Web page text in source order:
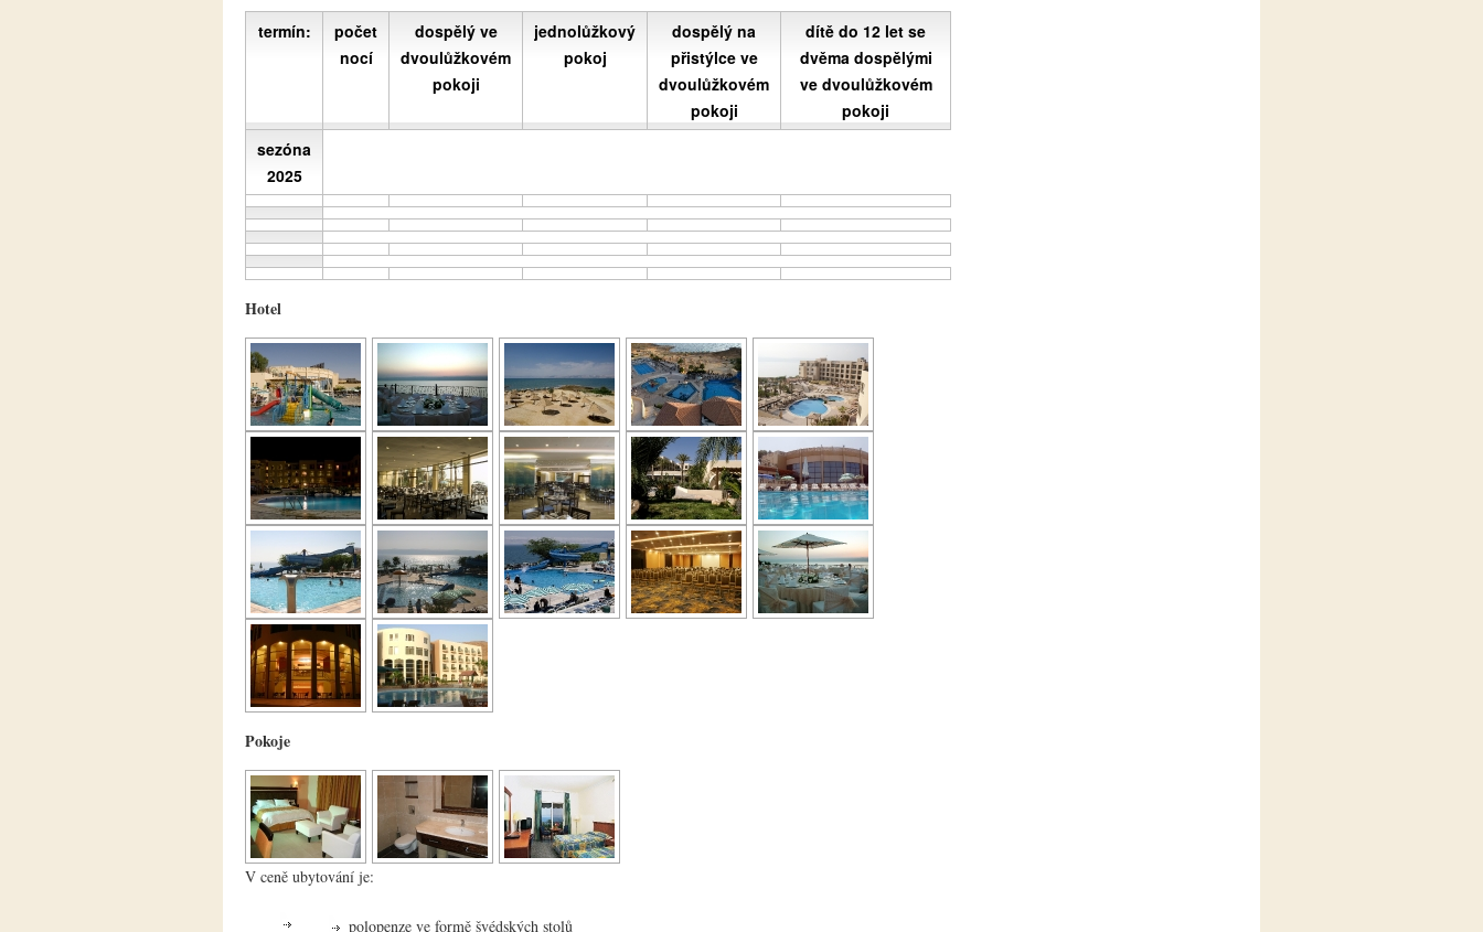
termín:
počet
nocí
dospělý ve
dvoulůžkovém
pokoji
jednolůžkový
pokoj
dospělý na
přistýlce ve
dvoulůžkovém
pokoji
dítě do 12 let se
dvěma dospělými
ve dvoulůžkovém
pokoji
sezóna
2025
Hotel
Pokoje
V ceně ubytování je:
polopenze ve formě švédských stolů